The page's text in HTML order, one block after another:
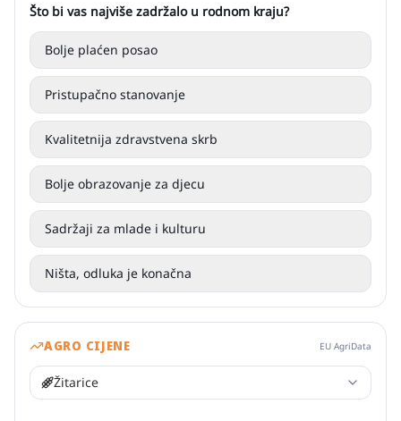
Što bi vas najviše zadržalo u rodnom kraju?
Bolje plaćen posao
Pristupačno stanovanje
Kvalitetnija zdravstvena skrb
Bolje obrazovanje za djecu
Sadržaji za mlade i kulturu
Ništa, odluka je konačna
AGRO CIJENE EU AgriData
Žitarice